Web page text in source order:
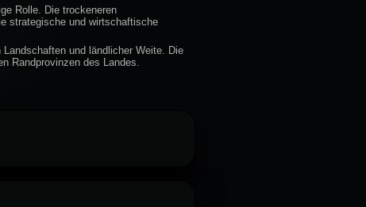
Rolle. Die trockeneren
strategische und wirtschaftische
und ländlicher Weite. Die
Randprovinzen des Landes.